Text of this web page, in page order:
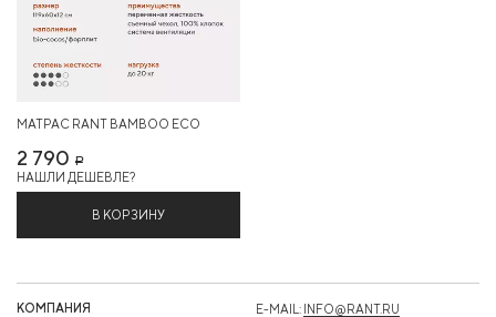
МАТРАС RANT BAMBOO ECO
2 790 Р
НАШЛИ ДЕШЕВЛЕ?
В КОРЗИНУ
КОМПАНИЯ E-MAIL: INFO@RANT.RU